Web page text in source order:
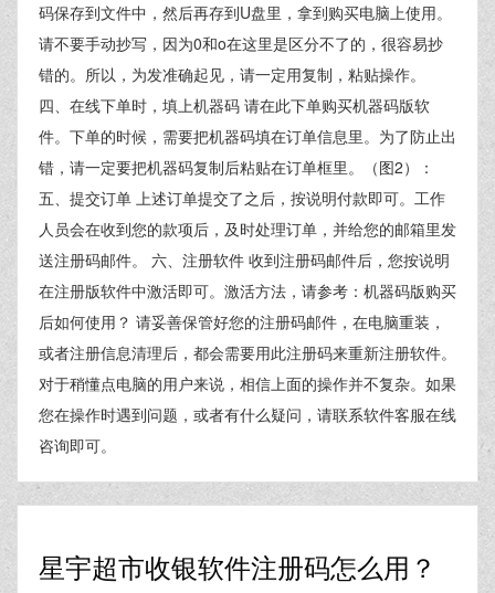
码保存到文件中，然后再存到U盘里，拿到购买电脑上使用。
请不要手动抄写，因为0和o在这里是区分不了的，很容易抄
错的。所以，为发准确起见，请一定用复制，粘贴操作。
四、在线下单时，填上机器码 请在此下单购买机器码版软
件。下单的时候，需要把机器码填在订单信息里。为了防止出
错，请一定要把机器码复制后粘贴在订单框里。（图2）：
五、提交订单 上述订单提交了之后，按说明付款即可。工作
人员会在收到您的款项后，及时处理订单，并给您的邮箱里发
送注册码邮件。 六、注册软件 收到注册码邮件后，您按说明
在注册版软件中激活即可。激活方法，请参考：机器码版购买
后如何使用？ 请妥善保管好您的注册码邮件，在电脑重装，
或者注册信息清理后，都会需要用此注册码来重新注册软件。
对于稍懂点电脑的用户来说，相信上面的操作并不复杂。如果
您在操作时遇到问题，或者有什么疑问，请联系软件客服在线
咨询即可。
星宇超市收银软件注册码怎么用？